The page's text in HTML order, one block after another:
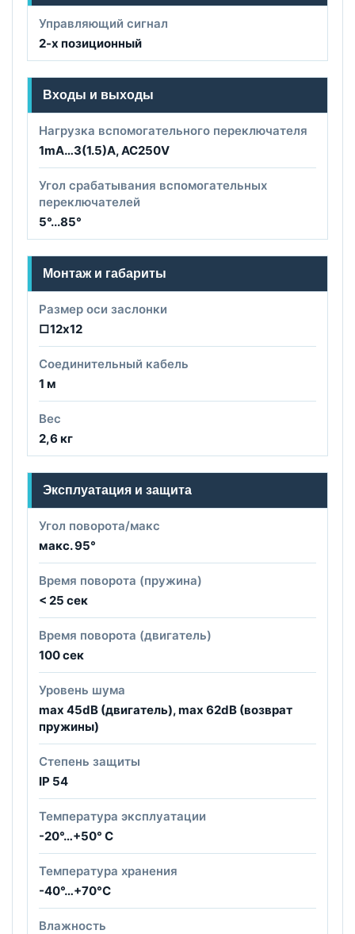
Управляющий сигнал
2-х позиционный
Входы и выходы
Нагрузка вспомогательного переключателя
1mA…3(1.5)A, AC250V
Угол срабатывания вспомогательных
переключателей
5°...85°
Монтаж и габариты
Размер оси заслонки
□12х12
Соединительный кабель
1 м
Вес
2,6 кг
Эксплуатация и защита
Угол поворота/макс
макс. 95°
Время поворота (пружина)
< 25 сек
Время поворота (двигатель)
100 сек
Уровень шума
max 45dB (двигатель), max 62dB (возврат
пружины)
Степень защиты
IP 54
Температура эксплуатации
-20°…+50° С
Температура хранения
-40°…+70°С
Влажность